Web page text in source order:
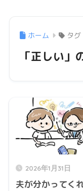
ホーム タグ
「正しい」
2026年1月31日
夫が分かってく